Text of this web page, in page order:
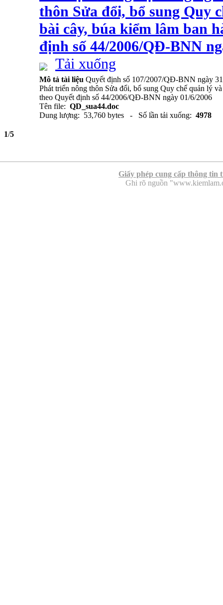
thôn Sửa đổi, bổ sung Quy
bài cây, búa kiểm lâm ban
định số 44/2006/QĐ-BNN
Tải xuống
Mô tả tài liệu Quyết định số 107/2007/QĐ-BNN ngày
Phát triển nông thôn Sửa đổi, bổ sung Quy chế quản lý
theo Quyết định số 44/2006/QĐ-BNN ngày 01/6/2006
Tên file: QD_sua44.doc
Dung lượng: 53,760 bytes - Số lần tải xuống: 4978
1/5
Giấy phép cung cấp thông tin
Ghi rõ nguồn